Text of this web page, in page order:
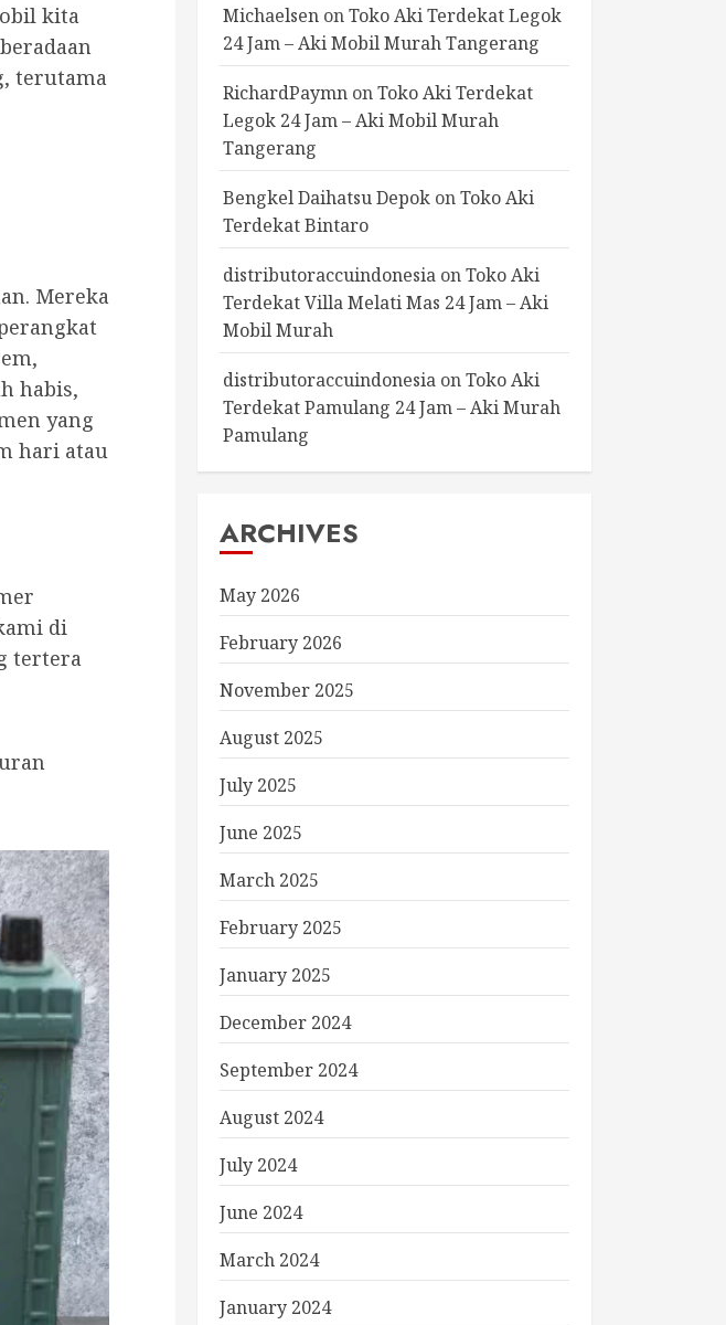
kita
terutama
Mereka
habis,
yang
hari atau
di
tertera
Michaelsen onToko Aki Terdekat Legok
24 Jam – Aki Mobil Murah Tangerang
RichardPaymn onToko Aki Terdekat
Legok 24 Jam – Aki Mobil Murah
Tangerang
Bengkel Daihatsu Depok onToko Aki
Terdekat Bintaro
distributoraccuindonesia onToko Aki
Terdekat Villa Melati Mas 24 Jam – Aki
Mobil Murah
distributoraccuindonesia onToko Aki
Terdekat Pamulang 24 Jam – Aki Murah
Pamulang
ARCHIVES
May 2026
February 2026
November 2025
August 2025
July 2025
June 2025
March 2025
February 2025
January 2025
December 2024
September 2024
August 2024
July 2024
June 2024
March 2024
January 2024